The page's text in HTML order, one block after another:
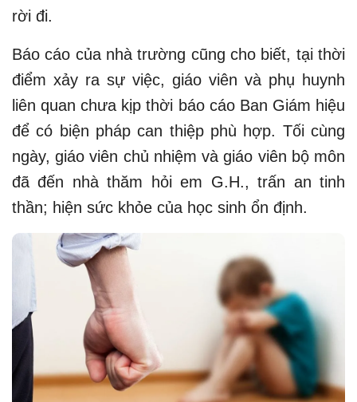
rời đi.
Báo cáo của nhà trường cũng cho biết, tại thời
điểm xảy ra sự việc, giáo viên và phụ huynh
liên quan chưa kịp thời báo cáo Ban Giám hiệu
để có biện pháp can thiệp phù hợp. Tối cùng
ngày, giáo viên chủ nhiệm và giáo viên bộ môn
đã đến nhà thăm hỏi em G.H., trấn an tinh
thần; hiện sức khỏe của học sinh ổn định.